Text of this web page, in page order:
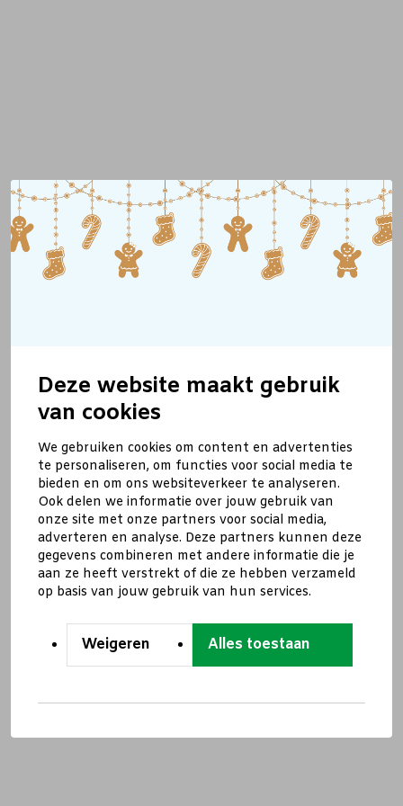
Deze website maakt gebruik
van cookies
We gebruiken cookies om content en advertenties
te personaliseren, om functies voor social media te
bieden en om ons websiteverkeer te analyseren.
Ook delen we informatie over jouw gebruik van
onze site met onze partners voor social media,
adverteren en analyse. Deze partners kunnen deze
gegevens combineren met andere informatie die je
aan ze heeft verstrekt of die ze hebben verzameld
op basis van jouw gebruik van hun services.
Weigeren Alles toestaan